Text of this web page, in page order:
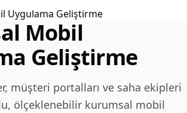
Uygulama Geliştirme
Mobil
Geliştirme
müşteri portalları ve saha ekipleri
ölçeklenebilir kurumsal mobil